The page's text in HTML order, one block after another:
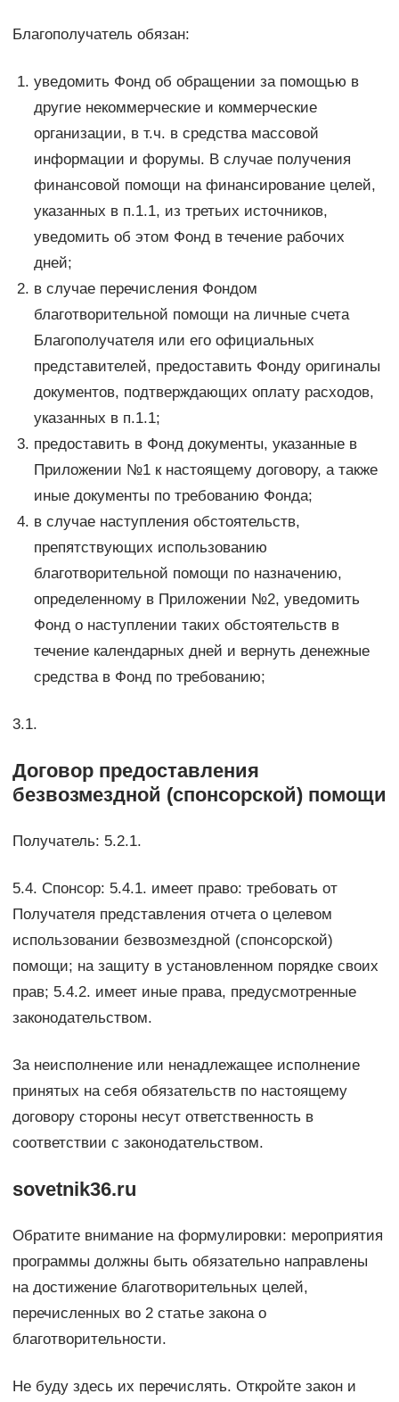
Благополучатель обязан:
уведомить Фонд об обращении за помощью в
другие некоммерческие и коммерческие
организации, в т.ч. в средства массовой
информации и форумы. В случае получения
финансовой помощи на финансирование целей,
указанных в п.1.1, из третьих источников,
уведомить об этом Фонд в течение рабочих
дней;
в случае перечисления Фондом
благотворительной помощи на личные счета
Благополучателя или его официальных
представителей, предоставить Фонду оригиналы
документов, подтверждающих оплату расходов,
указанных в п.1.1;
предоставить в Фонд документы, указанные в
Приложении №1 к настоящему договору, а также
иные документы по требованию Фонда;
в случае наступления обстоятельств,
препятствующих использованию
благотворительной помощи по назначению,
определенному в Приложении №2, уведомить
Фонд о наступлении таких обстоятельств в
течение календарных дней и вернуть денежные
средства в Фонд по требованию;
3.1.
Договор предоставления
безвозмездной (спонсорской) помощи
Получатель: 5.2.1.
5.4. Спонсор: 5.4.1. имеет право: требовать от
Получателя представления отчета о целевом
использовании безвозмездной (спонсорской)
помощи; на защиту в установленном порядке своих
прав; 5.4.2. имеет иные права, предусмотренные
законодательством.
За неисполнение или ненадлежащее исполнение
принятых на себя обязательств по настоящему
договору стороны несут ответственность в
соответствии с законодательством.
sovetnik36.ru
Обратите внимание на формулировки: мероприятия
программы должны быть обязательно направлены
на достижение благотворительных целей,
перечисленных во 2 статье закона о
благотворительности.
Не буду здесь их перечислять. Откройте закон и